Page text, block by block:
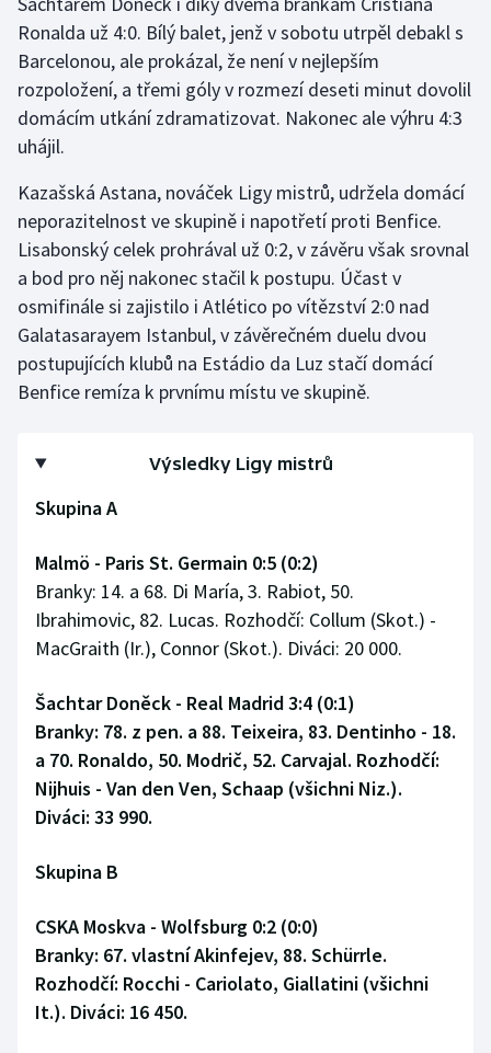
Ronalda už 4:0. Bílý balet, jenž v sobotu utrpěl debakl s
Barcelonou, ale prokázal, že není v nejlepším
rozpoložení, a třemi góly v rozmezí deseti minut dovolil
domácím utkání zdramatizovat. Nakonec ale výhru 4:3
uhájil.
Kazašská Astana, nováček Ligy mistrů, udržela domácí
neporazitelnost ve skupině i napotřetí proti Benfice.
Lisabonský celek prohrával už 0:2, v závěru však srovnal
a bod pro něj nakonec stačil k postupu. Účast v
osmifinále si zajistilo i Atlético po vítězství 2:0 nad
Galatasarayem Istanbul, v závěrečném duelu dvou
postupujících klubů na Estádio da Luz stačí domácí
Benfice remíza k prvnímu místu ve skupině.
Výsledky Ligy mistrů
Skupina A
Malmö - Paris St. Germain 0:5 (0:2)
Branky: 14. a 68. Di María, 3. Rabiot, 50.
Ibrahimovic, 82. Lucas. Rozhodčí: Collum (Skot.) -
MacGraith (Ir.), Connor (Skot.). Diváci: 20 000.
Šachtar Doněck - Real Madrid 3:4 (0:1)
Branky: 78. z pen. a 88. Teixeira, 83. Dentinho - 18.
a 70. Ronaldo, 50. Modrič, 52. Carvajal. Rozhodčí:
Nijhuis - Van den Ven, Schaap (všichni Niz.).
Diváci: 33 990.
Skupina B
CSKA Moskva - Wolfsburg 0:2 (0:0)
Branky: 67. vlastní Akinfejev, 88. Schürrle.
Rozhodčí: Rocchi - Cariolato, Giallatini (všichni
It.). Diváci: 16 450.